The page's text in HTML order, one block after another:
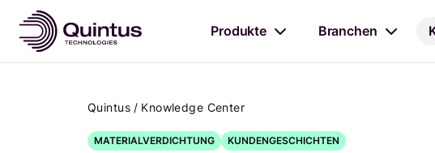
Produkte Branchen
Quintus / Knowledge Center
MATERIALVERDICHTUNG KUNDENGESCHICHTEN